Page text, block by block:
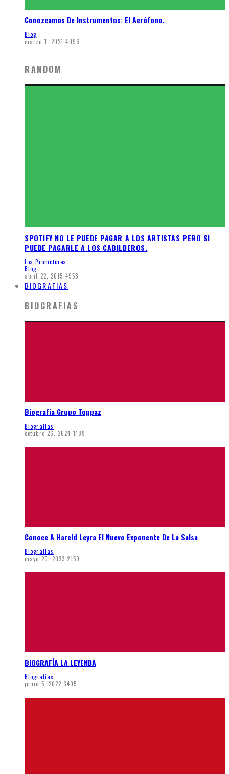
Conozcamos De Instrumentos: El Aerófono.
Blog
marzo 1, 2021 4096
RANDOM
SPOTIFY NO LE PUEDE PAGAR A LOS ARTISTAS PERO SI
PUEDE PAGARLE A LOS CABILDEROS.
Los Promotores
Blog
abril 22, 2015 4958
BIOGRAFIAS
BIOGRAFIAS
Biografía Grupo Toppaz
Biografias
octubre 26, 2024 1189
Conoce A Hareld Leyra El Nuevo Exponente De La Salsa
Biografias
mayo 20, 2023 2159
BIOGRAFÍA LA LEYENDA
Biografias
junio 5, 2022 3405